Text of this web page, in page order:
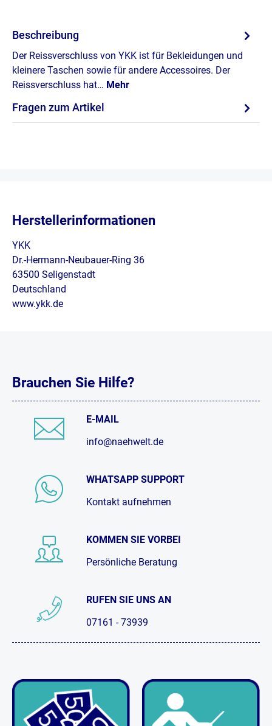
Beschreibung
Der Reissverschluss von YKK ist für Bekleidungen und
kleinere Taschen sowie für andere Accessoires. Der
Reissverschluss hat… Mehr
Fragen zum Artikel
Herstellerinformationen
YKK
Dr.-Hermann-Neubauer-Ring 36
63500 Seligenstadt
Deutschland
www.ykk.de
Brauchen Sie Hilfe?
E-MAIL
info@naehwelt.de
WHATSAPP SUPPORT
Kontakt aufnehmen
KOMMEN SIE VORBEI
Persönliche Beratung
RUFEN SIE UNS AN
07161 - 73939